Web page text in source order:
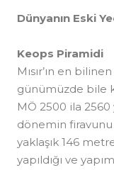
Dünyanın Eski
Keops Piramidi
Mısır’ın en
günümüzde bile
MÖ 2500 ila 2560
dönemin
yaklaşık 146
yapıldığı ve